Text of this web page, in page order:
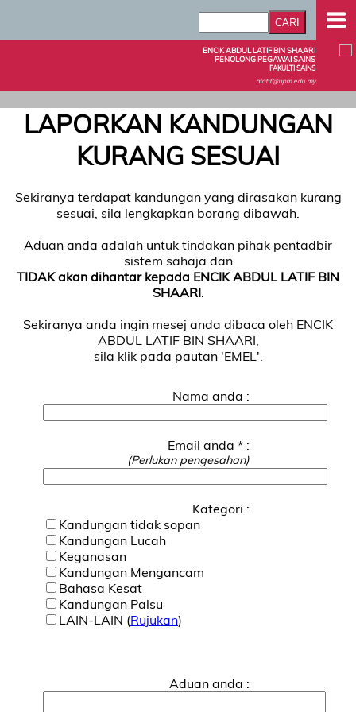
ENCIK ABDUL LATIF BIN SHAARI
PENOLONG PEGAWAI SAINS
FAKULTI SAINS
alatif@upm.edu.my
LAPORKAN KANDUNGAN
KURANG SESUAI
Sekiranya terdapat kandungan yang dirasakan kurang
sesuai, sila lengkapkan borang dibawah.
Aduan anda adalah untuk tindakan pihak pentadbir
sistem sahaja dan
TIDAK akan dihantar kepada ENCIK ABDUL LATIF BIN
SHAARI.
Sekiranya anda ingin mesej anda dibaca oleh ENCIK
ABDUL LATIF BIN SHAARI,
sila klik pada pautan 'EMEL'.
Nama anda :
Email anda * :
(Perlukan pengesahan)
Kategori :
Kandungan tidak sopan
Kandungan Lucah
Keganasan
Kandungan Mengancam
Bahasa Kesat
Kandungan Palsu
LAIN-LAIN (Rujukan)
Aduan anda :